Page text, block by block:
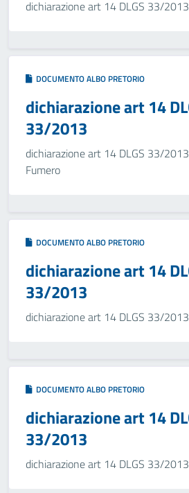
dichiarazione art 14 DLGS 33/
DOCUMENTO ALBO PRETORIO
dichiarazione art 14
33/2013
dichiarazione art 14 DLGS 33/
Fumero
DOCUMENTO ALBO PRETORIO
dichiarazione art 14
33/2013
dichiarazione art 14 DLGS 33/
DOCUMENTO ALBO PRETORIO
dichiarazione art 14
33/2013
dichiarazione art 14 DLGS 33/